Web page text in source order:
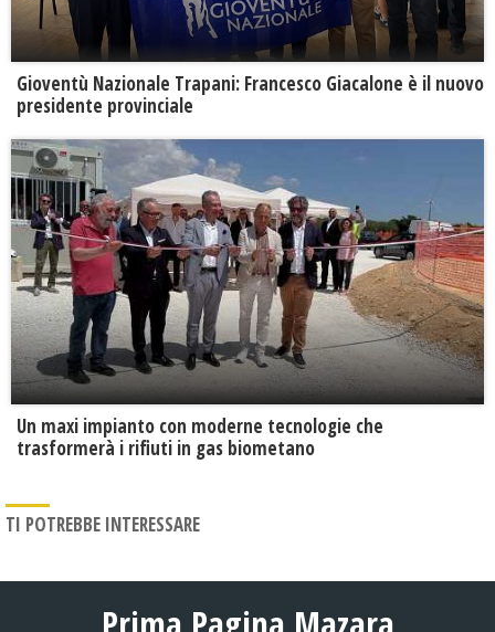
Gioventù Nazionale Trapani: Francesco Giacalone è il nuovo
presidente provinciale
Un maxi impianto con moderne tecnologie che
trasformerà i rifiuti in gas biometano
TI POTREBBE INTERESSARE